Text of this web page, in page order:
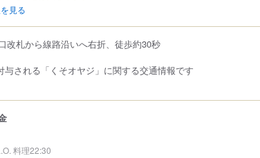
見る
改札から線路沿いへ右折、徒歩約30秒
与される「くそオヤジ」に関する交通情報です
料理22:30